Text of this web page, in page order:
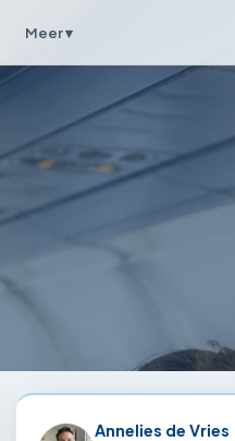
Meer ▾
Annelies de Vries